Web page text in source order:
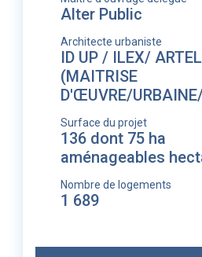
Alter Public
Architecte urbaniste
ID UP / ILEX/
(MAITRISE
D'ŒUVRE/
Surface du projet
136 dont 75 ha
aménageables
Nombre de logements
1 689